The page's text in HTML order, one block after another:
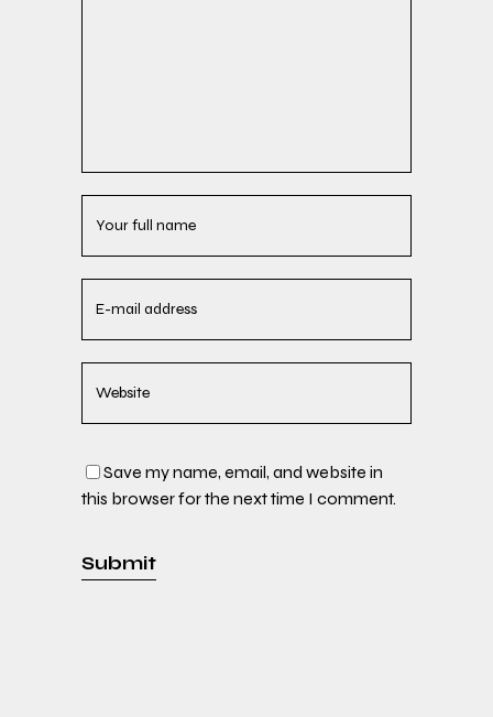
Save my name, email, and website in
this browser for the next time I comment.